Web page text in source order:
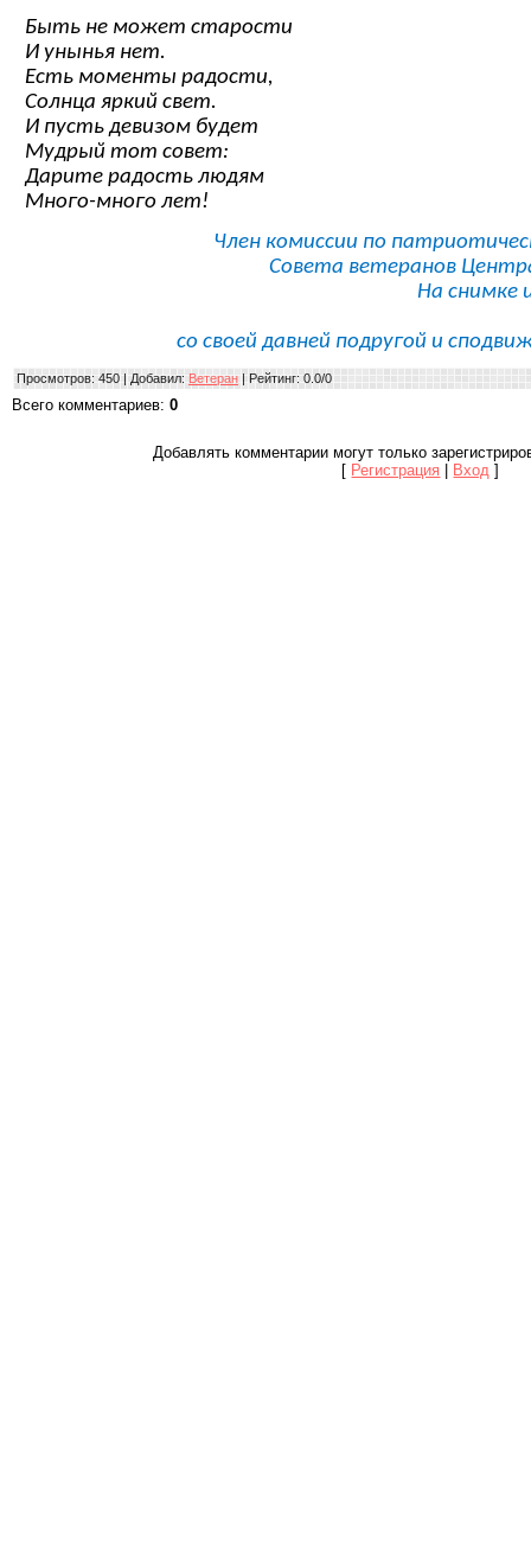
Быть не может старости
И унынья нет.
Есть моменты радости,
Солнца яркий свет.
И пусть девизом будет
Мудрый тот совет:
Дарите радость людям
Много-много лет!
Член комиссии по
Совета ветеранов
На снимке
со своей давней подругой и
Просмотров: 450 | Добавил: Ветеран | Рейтинг: 0.0/0
Всего комментариев: 0
Добавлять комментарии могут только
[ Регистрация Вход ]